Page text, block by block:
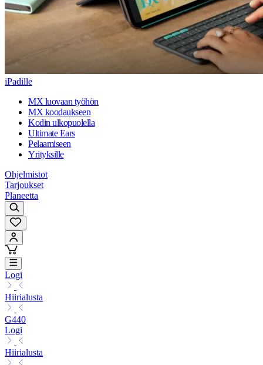
iPadille
MX luovaan työhön
MX koodaukseen
Kodin ulkopuolella
Ultimate Ears
Pelaamiseen
Yrityksille
Ohjelmistot
Tarjoukset
Planeetta
Logi
Hiirialusta
G440
Logi
Hiirialusta